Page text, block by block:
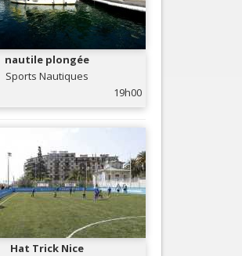
nautile plongée
Sports Nautiques
19h00
Hat Trick Nice